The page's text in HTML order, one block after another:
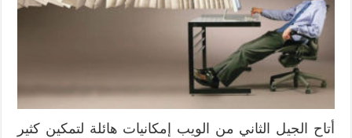
أتاح الجيل الثاني من الويب إمكانيات هائلة لتمكين كثير